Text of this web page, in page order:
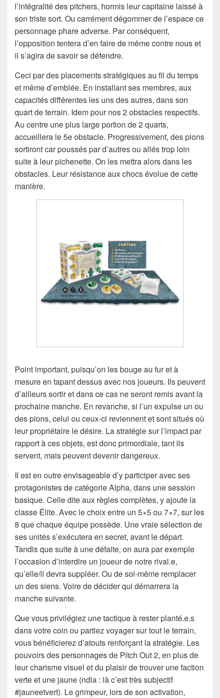
l’intégralité des pitchers, hormis leur capitaine laissé à
son triste sort. Ou carrément dégommer de l’espace ce
personnage phare adverse. Par conséquent,
l’opposition tentera d’en faire de même contre nous et
il s’agira de savoir se défendre.
Ceci par des placements stratégiques au fil du temps
et même d’emblée. En installant ses membres, aux
capacités différentes les uns des autres, dans son
quart de terrain. Idem pour nos 2 obstacles respectifs.
Au centre une plus large portion de 2 quarts,
accueillera le 5e obstacle. Progressivement, des pions
sortiront car poussés par d’autres ou allés trop loin
suite à leur pichenette. On les mettra alors dans les
obstacles. Leur résistance aux chocs évolue de cette
manière.
Point important, puisqu’on les bouge au fur et à
mesure en tapant dessus avec nos joueurs. Ils peuvent
d’ailleurs sortir et dans ce cas ne seront remis avant la
prochaine manche. En revanche, si l’un expulse un ou
des pions, celui ou ceux-ci reviennent et sont situés où
leur propriétaire le désire. La stratégie sur l’impact par
rapport à ces objets, est donc primordiale, tant ils
servent, mais peuvent devenir dangereux.
Il est en outre envisageable d’y participer avec ses
protagonistes de catégorie Alpha, dans une session
basique. Celle dite aux règles complètes, y ajoute la
classe Élite. Avec le choix entre un 5×5 ou 7×7, sur les
8 que chaque équipe possède. Une vraie sélection de
ses unités s’exécutera en secret, avant le départ.
Tandis que suite à une défaite, on aura par exemple
l’occasion d’interdire un joueur de notre rival.e,
qu’elle/il devra suppléer. Ou de soi-même remplacer
un des siens. Voire de décider qui démarrera la
manche suivante.
Que vous privilégiez une tactique à rester planté.e.s
dans votre coin ou partiez voyager sur tout le terrain,
vous bénéficierez d’atouts renforçant la stratégie. Les
pouvoirs des personnages de Pitch Out 2, en plus de
leur charisme visuel et du plaisir de trouver une faction
verte et une jaune (ndla : là c’est très subjectif
#jauneetvert). Le grimpeur, lors de son activation,